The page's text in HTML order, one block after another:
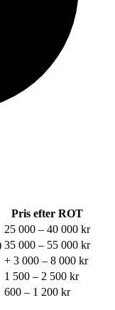
Pris efter ROT
25 000 – 40 000 kr
35 000 – 55 000 kr
+ 3 000 – 8 000 kr
1 500 – 2 500 kr
600 – 1 200 kr